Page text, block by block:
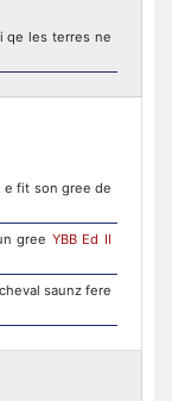
qe les terres ne
e fit son gree de
gree YBB Ed II
saunz fere